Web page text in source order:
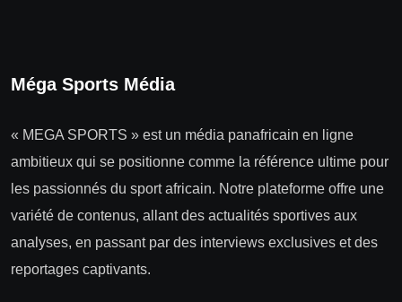
Méga Sports Média
« MEGA SPORTS » est un média panafricain en ligne
ambitieux qui se positionne comme la référence ultime pour
les passionnés du sport africain. Notre plateforme offre une
variété de contenus, allant des actualités sportives aux
analyses, en passant par des interviews exclusives et des
reportages captivants.